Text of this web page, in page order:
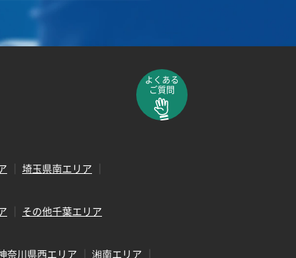
よくある
ご質問
埼玉県南エリア
その他千葉エリア
奈川県西エリア 湘南エリア